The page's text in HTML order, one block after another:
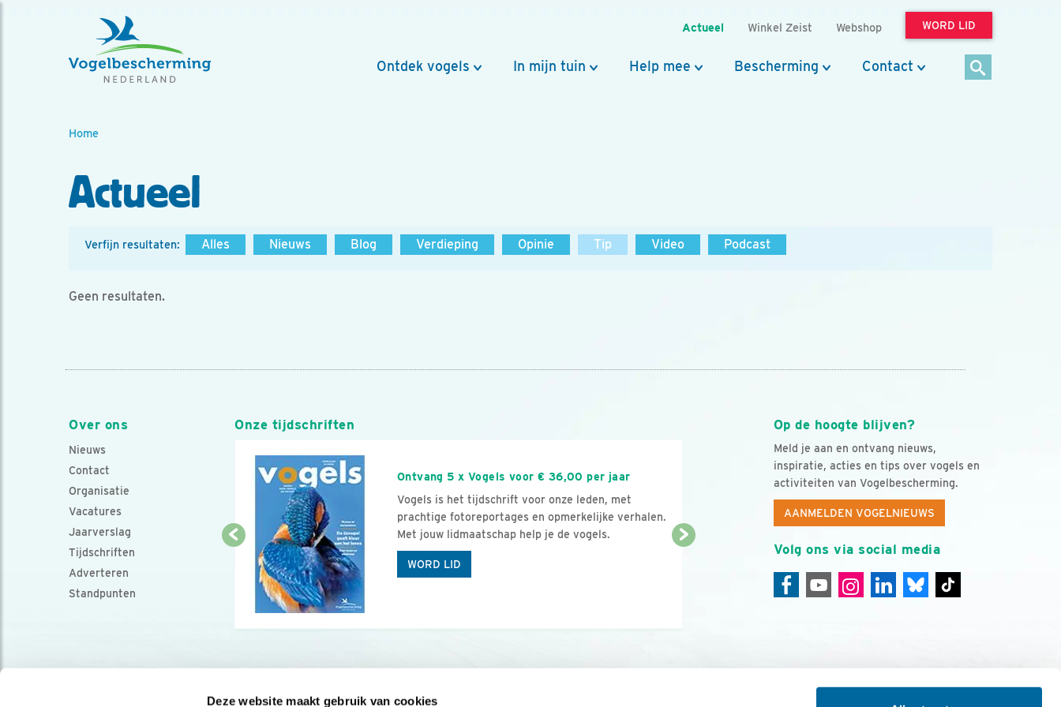
Deze website maakt gebruik van cookies
Actueel Winkel Zeist Webshop WORD LID
Ontdek vogels In mijn tuin Help mee Bescherming Contact
Home
Actueel
Verfijn resultaten: Alles Nieuws Blog Verdieping Opinie Tip Video Podcast
Geen resultaten.
Over ons
Nieuws
Contact
Organisatie
Vacatures
Jaarverslag
Tijdschriften
Adverteren
Standpunten
Op de hoogte blijven?
Meld je aan en ontvang nieuws,
inspiratie, acties en tips over vogels en
activiteiten van Vogelbescherming.
AANMELDEN VOGELNIEUWS
Volg ons via social media
Onze tijdschriften
Ontvang 5 x Vogels voor € 36,00 per jaar
Vogels is het tijdschrift voor onze leden, met
prachtige fotoreportages en opmerkelijke verhalen.
Met jouw lidmaatschap help je de vogels.
WORD LID